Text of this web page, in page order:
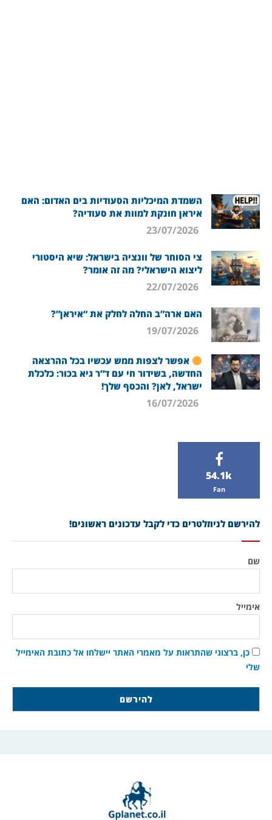
השמדת המיכליות הסעודיות בים האדום: האם
איראן חונקת למוות את סעודיה?
צי הסוחר של וונציה בישראל: שיא היסטורי
ליצוא הישראלי? מה זה אומר?
האם ארה”ב החלה לחלק את “איראן”?
אפשר לצפות ממש עכשיו בכל ההרצאה
החדשה, בשידור חי עם ד”ר גיא בכור: כלכלת
ישראל, לאן? והכסף שלך!
54.1k
Fan
להירשם לניוזלטרים כדי לקבל עדכונים ראשונים!
שם
אימייל
כן, ברצוני שהתראות על מאמרי האתר יישלחו אל כתובת האימייל
שלי